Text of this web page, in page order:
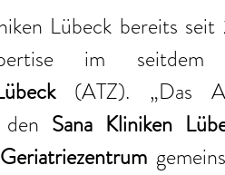
Lübeck bereits
(ATZ). „Das
Sana Kliniken